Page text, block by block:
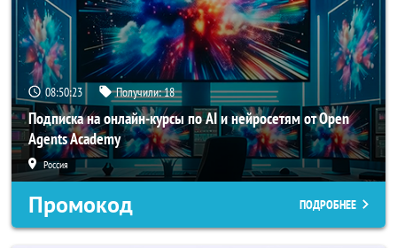
08:50:21 Получили:18
Подписка на онлайн-курсы по AI и нейросетям от Open
Agents Academy
Россия
Промокод ПОДРОБНЕЕ